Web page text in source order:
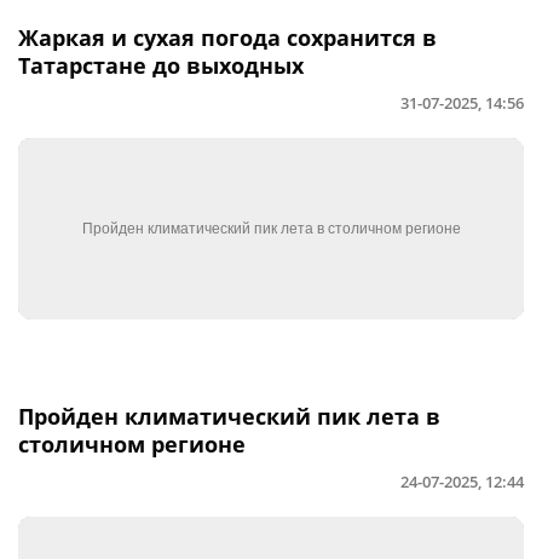
Жаркая и сухая погода сохранится в
Татарстане до выходных
31-07-2025, 14:56
Пройден климатический пик лета в
столичном регионе
24-07-2025, 12:44